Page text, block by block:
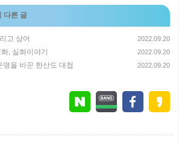
다른 글
고 상어 2022.09.20
, 실화이야기 2022.09.20
명을 바꾼 한산도 대첩 2022.09.20